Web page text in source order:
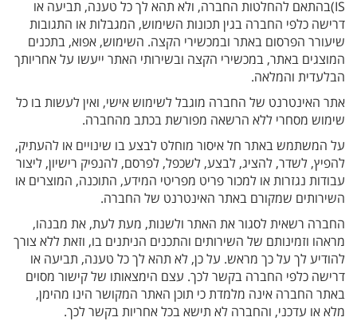
IS)בהתאם להחלטות החברה, ולא תהא לך כל טענה, תביעה או
דרישה כלפי החברה בגין תכונות השימוש, המגבלות או התגובות
שיעורר הפרסום באתר ובמכשירי הקצה. השימוש, אפוא, בתכנים
המוצגים באתר, במכשירי הקצה ובשירותי האתר ייעשו על אחריותך
הבלעדית והמלאה.
אתר האינטרנט של החברה מוגבל לשימוש אישי, ואין לעשות בו כל
שימוש מסחרי ללא הרשאה מפורשת בכתב מהחברה.
על המשתמש באתר חל איסור מוחלט לבצע בו שינויים או להעתיק,
להפיץ, לשדר, להציג, לבצע, לשכפל, לפרסם, להנפיק רישיון, ליצור
עבודות נגזרות או למכור פריט מפריטי המידע, התוכנה, המוצרים או
השירותים שמקורם באתר האינטרנט של החברה.
החברה רשאית לסגור את האתר ולשנות, מעת לעת, את מבנהו,
מראהו וזמינותם של השירותים והתכנים הניתנים בו, וזאת ללא צורך
להודיע לך על כך מראש. על כן, לא תהא לך כל טענה, תביעה או
דרישה כלפי החברה בקשר לכך. עצם הימצאותו של קישור מסוים
באתר החברה אינה מלמדת כי תוכן האתר המקושר הינו מהימן,
מלא או עדכני, והחברה לא תישא בכל אחריות בקשר לכך.